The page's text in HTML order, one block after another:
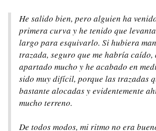
He salido bien, pero alguien ha
primera curva y he tenido que
largo para esquivarlo. Si hubiera
trazada, seguro que me habría caído,
apartado mucho y he acabado en
sido muy difícil, porque las trazadas
bastante alocadas y evidentemente
mucho terreno.
De todos modos, mi ritmo no era